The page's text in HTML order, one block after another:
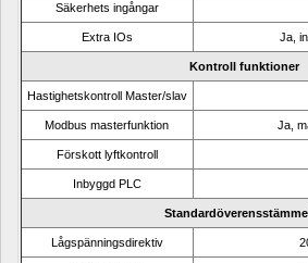
Säkerhets ingångar
Extra IOs Ja,
Kontroll funktioner
Hastighetskontroll Master/slav
Modbus masterfunktion Ja,
Förskott lyftkontroll
Inbyggd PLC
Lågspänningsdirektiv